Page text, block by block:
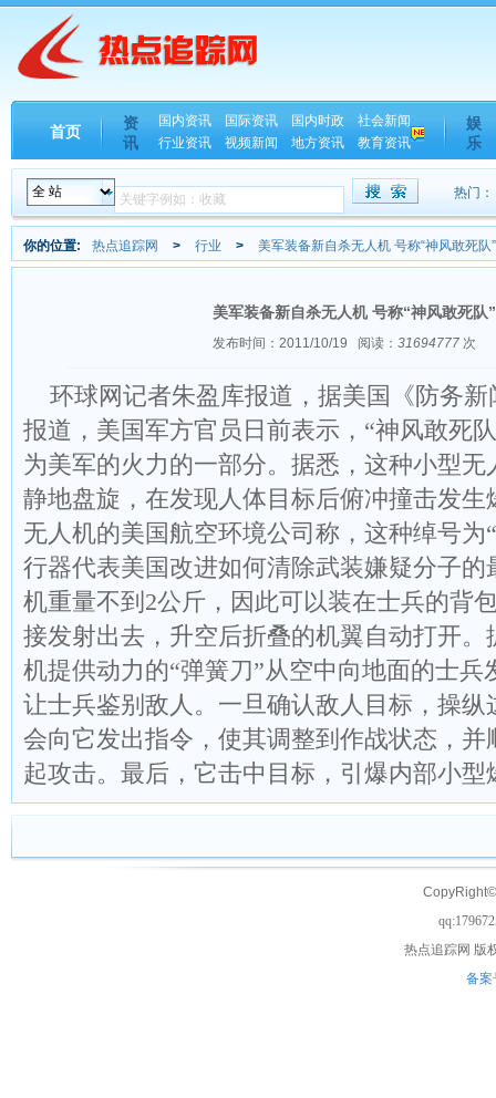
首页
资
讯
国内资讯 国际资讯 国内时政
社会新闻
行业资讯
视频新闻 地方资讯 教育资讯
娱
乐
热门：
你的位置: 热点追踪网 > 行业 > 美军装备新自杀无人机 号称“神风敢死队”
美军装备新自杀无人机 号称“神风敢死队”
发布时间：2011/10/19 阅读： 31694777 次
环球网记者朱盈库报道，据美国《防务新
报道，美国军方官员日前表示，“神风敢死
为美军的火力的一部分。据悉，这种小型无
静地盘旋，在发现人体目标后俯冲撞击发生
无人机的美国航空环境公司称，这种绰号为
行器代表美国改进如何清除武装嫌疑分子的
机重量不到2公斤，因此可以装在士兵的背
接发射出去，升空后折叠的机翼自动打开。
机提供动力的“弹簧刀”从空中向地面的士兵
让士兵鉴别敌人。一旦确认敌人目标，操纵
会向它发出指令，使其调整到作战状态，并
起攻击。最后，它击中目标，引爆内部小型
热点追踪网 版
备案